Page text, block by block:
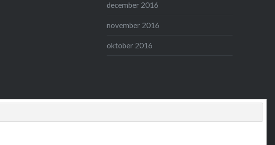
december 2016
november 2016
oktober 2016